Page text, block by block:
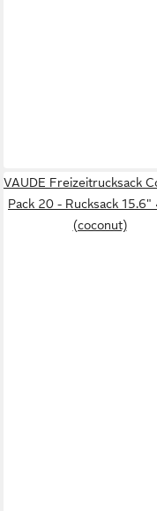
VAUDE Freizeitrucksack
Pack 20 - Rucksack 15.6"
(coconut)